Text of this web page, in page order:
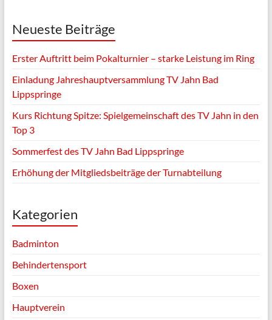
Neueste Beiträge
Erster Auftritt beim Pokalturnier – starke Leistung im Ring
Einladung Jahreshauptversammlung TV Jahn Bad
Lippspringe
Kurs Richtung Spitze: Spielgemeinschaft des TV Jahn in den
Top 3
Sommerfest des TV Jahn Bad Lippspringe
Erhöhung der Mitgliedsbeiträge der Turnabteilung
Kategorien
Badminton
Behindertensport
Boxen
Hauptverein